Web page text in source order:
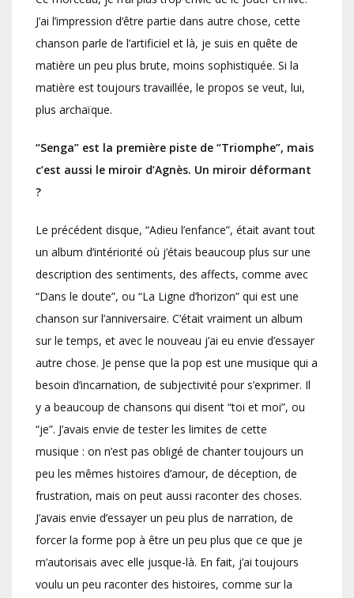
J’ai l’impression d’être partie dans autre chose, cette
chanson parle de l’artificiel et là, je suis en quête de
matière un peu plus brute, moins sophistiquée. Si la
matière est toujours travaillée, le propos se veut, lui,
plus archaïque.
“Senga” est la première piste de “Triomphe”, mais
c’est aussi le miroir d’Agnès. Un miroir déformant
?
Le précédent disque, “Adieu l’enfance”, était avant tout
un album d’intériorité où j’étais beaucoup plus sur une
description des sentiments, des affects, comme avec
“Dans le doute”, ou “La Ligne d’horizon” qui est une
chanson sur l’anniversaire. C’était vraiment un album
sur le temps, et avec le nouveau j’ai eu envie d’essayer
autre chose. Je pense que la pop est une musique qui a
besoin d’incarnation, de subjectivité pour s’exprimer. Il
y a beaucoup de chansons qui disent “toi et moi”, ou
“je”. J’avais envie de tester les limites de cette
musique : on n’est pas obligé de chanter toujours un
peu les mêmes histoires d’amour, de déception, de
frustration, mais on peut aussi raconter des choses.
J’avais envie d’essayer un peu plus de narration, de
forcer la forme pop à être un peu plus que ce que je
m’autorisais avec elle jusque-là. En fait, j’ai toujours
voulu un peu raconter des histoires, comme sur la